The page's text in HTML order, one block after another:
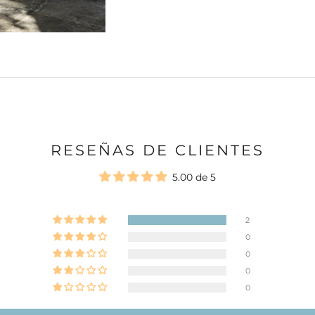
Ir al artículo 1
Ir al artículo 2
RESEÑAS DE CLIENTES
5.00 de 5
2
0
0
0
0